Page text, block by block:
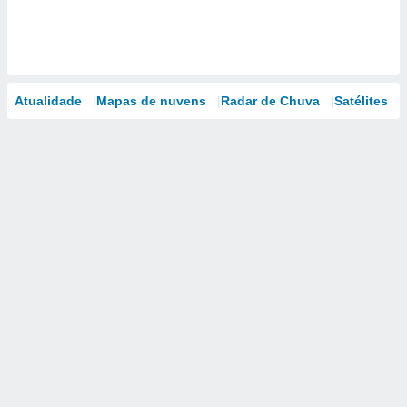
Atualidade Mapas de nuvens Radar de Chuva Satélites